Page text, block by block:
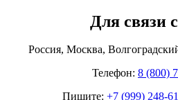
Для связи
Россия, Москва,
Телефон: 8 (800)
Пишите: +7 (999) 248-